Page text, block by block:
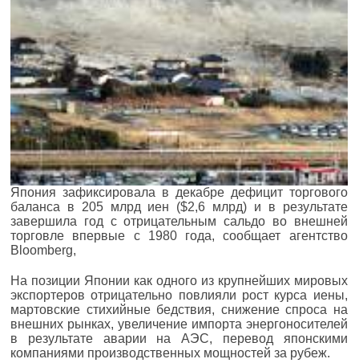
Япония зафиксировала в декабре дефицит торгового
баланса в 205 млрд иен ($2,6 млрд) и в результате
завершила год с отрицательным сальдо во внешней
торговле впервые с 1980 года, сообщает агентство
Bloomberg,
На позиции Японии как одного из крупнейших мировых
экспортеров отрицательно повлияли рост курса иены,
мартовские стихийные бедствия, снижение спроса на
внешних рынках, увеличение импорта энергоносителей
в результате аварии на АЭС, перевод японскими
компаниями производственных мощностей за рубеж.